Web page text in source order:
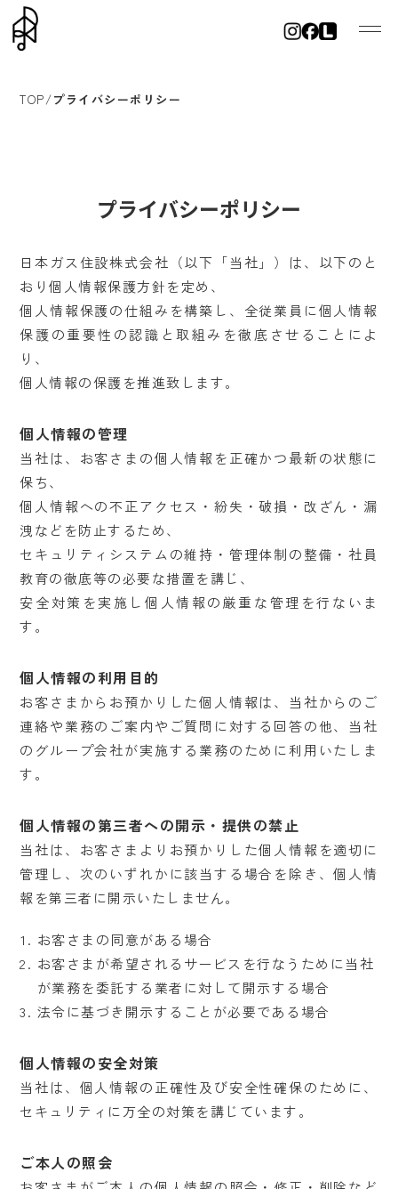
SNS利用規約
HouseEnsemble. All Rights Reserved.
TOP/プライバシーポリシー
プライバシーポリシー
日本ガス住設株式会社（以下「当社」）は、以下のと
おり個人情報保護方針を定め、
個人情報保護の仕組みを構築し、全従業員に個人情報
保護の重要性の認識と取組みを徹底させることによ
り、
個人情報の保護を推進致します。
個人情報の管理
当社は、お客さまの個人情報を正確かつ最新の状態に
保ち、
個人情報への不正アクセス・紛失・破損・改ざん・漏
洩などを防止するため、
セキュリティシステムの維持・管理体制の整備・社員
教育の徹底等の必要な措置を講じ、
安全対策を実施し個人情報の厳重な管理を行ないま
す。
個人情報の利用目的
お客さまからお預かりした個人情報は、当社からのご
連絡や業務のご案内やご質問に対する回答の他、当社
のグループ会社が実施する業務のために利用いたしま
す。
個人情報の第三者への開示・提供の禁止
当社は、お客さまよりお預かりした個人情報を適切に
管理し、次のいずれかに該当する場合を除き、個人情
報を第三者に開示いたしません。
お客さまの同意がある場合
お客さまが希望されるサービスを行なうために当社
が業務を委託する業者に対して開示する場合
法令に基づき開示することが必要である場合
個人情報の安全対策
当社は、個人情報の正確性及び安全性確保のために、
セキュリティに万全の対策を講じています。
ご本人の照会